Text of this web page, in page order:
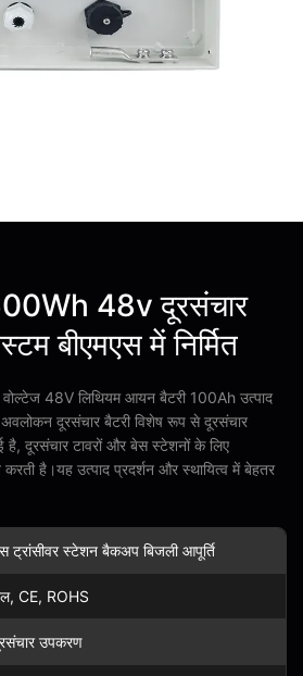
48v दूरसंचार
बीएमएस में निर्मित
वोल्टेज 48V लिथियम आयन बैटरी 100Ah उत्पाद
अवलोकन दूरसंचार बैटरी विशेष रूप से दूरसंचार
है, दूरसंचार टावरों और बेस स्टेशनों के लिए
है।यह उत्पाद प्रदर्शन और स्थायित्व में बेहतर
ट्रांसीवर स्टेशन बैकअप बिजली आपूर्ति
CE, ROHS
उपकरण